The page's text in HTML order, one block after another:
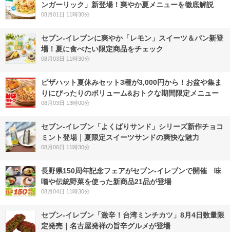
ンガーリック」新登場！爽やか夏メニューを徹底解説
08月01日 11時30分
セブン‐イレブンに爽やか「レモン」スイーツ＆パン新登
場！夏に食べたい限定商品をチェック
08月03日 11時30分
ピザハット夏休みセット3種が3,000円から！お盆や集ま
りにぴったりのボリューム&おトクな期間限定メニュー
08月03日 13時00分
セブン‐イレブン「よくばりサンド」シリーズ新作チョコ
ミント登場｜夏限定スイーツサンドの爽快な魅力
08月06日 11時30分
長野県150周年記念フェアがセブン-イレブンで開催 味
噌や伝統野菜を使った新商品21品が登場
08月04日 11時30分
セブン-イレブン「激辛！台湾ミンチカツ」8月4日数量限
定発売｜名古屋発祥の旨辛グルメが登場